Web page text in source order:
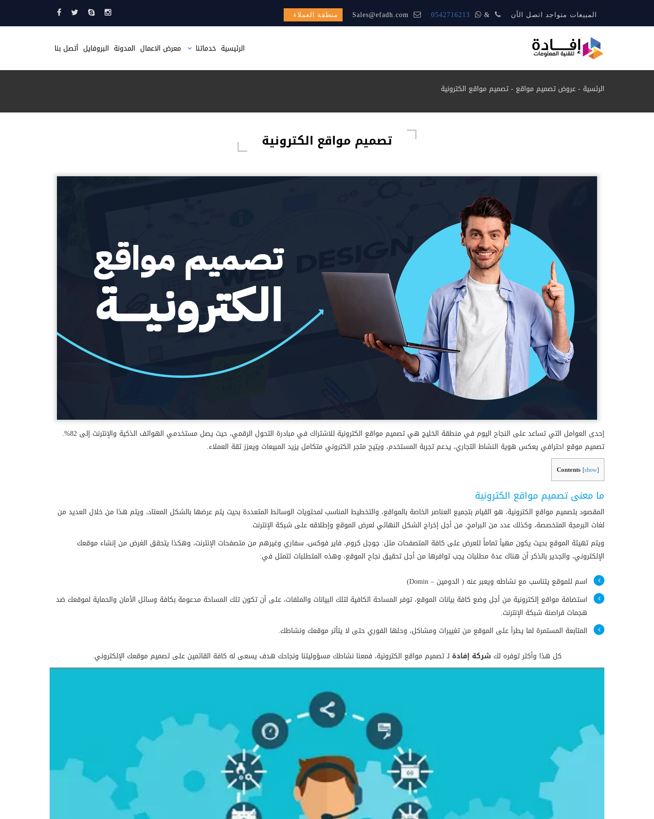
المبيعات متواجد اتصل الأن &
0542716213 منطقة العملاء
الرئيسية خدماتنا
تصميم صحيفة الكترونية
معرض الاعمال المدونة البروفايل أتصل بنا
الرئسية -عروض تصميم مواقع -تصميم مواقع الكترونية
تصميم مواقع الكترونية
إحدى العوامل التي تساعد على النجاح اليوم في منطقة الخليج هي تصميم مواقع الكترونية للاشتراك في مبادرة التحول الرقمي، حيث يصل مستخدمي الهواتف الذكية والإنترنت إلى 82%.
تصميم موقع احترافي يعكس هوية النشاط التجاري، يدعم تجربة المستخدم، ويتيح متجر الكتروني متكامل يزيد المبيعات ويعزز ثقة العملاء.
Contents [show]
ما معنى تصميم مواقع الكترونية
المقصود بتصميم مواقع الكترونية، هو القيام بتجميع العناصر الخاصة بالمواقع، والتخطيط المناسب لمحتويات الوسائط المتعددة بحيث يتم عرضها بالشكل المعتاد، ويتم هذا من خلال العديد من
لغات البرمجة المتخصصة، وكذلك عدد من البرامج، من أجل إخراج الشكل النهائي لعرض الموقع وإطلاقه على شبكة الإنترنت.
ويتم تهيئة الموقع بحيث يكون مهيأ تماماً للعرض على كافة المتصفحات مثل: جوجل كروم، فاير فوكس، سفاري وغيرهم من متصفحات الإنترنت، وهكذا يتحقق الغرض من إنشاء موقعك
الإلكتروني، والجدير بالذكر أن هناك عدة مطلبات يجب توافرها من أجل تحقيق نجاح الموقع، وهذه المتطلبات تتمثل في:
اسم للموقع يتناسب مع نشاطه ويعبر عنه ( الدومين – Domin)
استضافة مواقع إلكترونية من أجل وضع كافة بيانات الموقع، توفر المساحة الكافية لتلك البيانات والملفات، على أن تكون تلك المساحة مدعومة بكافة وسائل الأمان والحماية لموقعك ضد
هجمات قراصنة شبكة الإنترنت.
المتابعة المستمرة لما يطرأ على الموقع من تغييرات ومشاكل، وحلها الفوري حتى لا يتأثر موقعك ونشاطك.
كل هذا وأكثر توفره لك شركة إفادة لـ تصميم مواقع الكترونية، فمعنا نشاطك مسؤوليتنا ونجاحك هدف يسعى له كافة القائمين على تصميم موقعك الإلكتروني.